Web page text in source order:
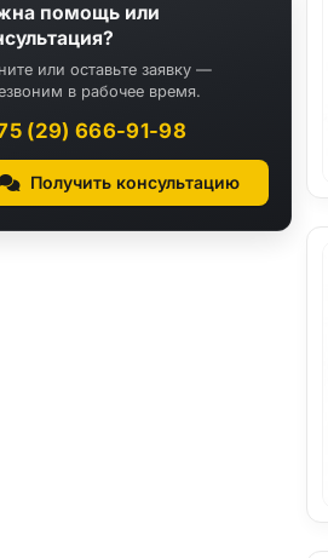
помощь или
или оставьте заявку —
в рабочее время.
(29) 666-91-98
Получить консультацию